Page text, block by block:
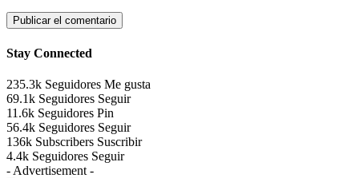
Stay Connected
235.3k Seguidores Me gusta
69.1k Seguidores Seguir
11.6k Seguidores Pin
56.4k Seguidores Seguir
136k Subscribers Suscribir
4.4k Seguidores Seguir
- Advertisement -